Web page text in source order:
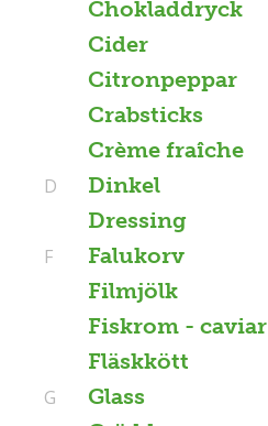
Chokladdryck
Cider
Citronpeppar
Crabsticks
Crème fraîche
Dinkel
D
Dressing
Falukorv
F
Filmjölk
Fiskrom - caviar
Fläskkött
Glass
G